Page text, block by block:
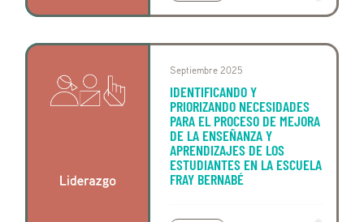
Septiembre 2025
IDENTIFICANDO Y
PRIORIZANDO NECESIDADES
PARA EL PROCESO DE MEJORA
DE LA ENSEÑANZA Y
APRENDIZAJES DE LOS
ESTUDIANTES EN LA ESCUELA
FRAY BERNABÉ